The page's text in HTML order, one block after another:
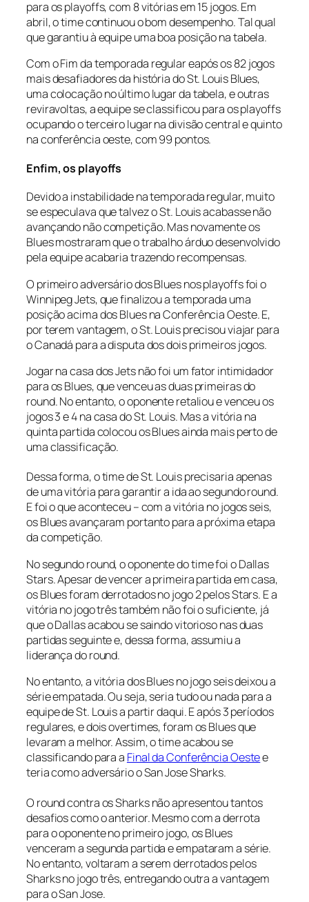
para osplayoffs, com 8 vitórias em 15 jogos. Em
abril, o time continuou o bom desempenho. Tal qual
que garantiu à equipe uma boa posição na tabela.
Com o Fim da temporada regular eapós os 82 jogos
mais desafiadores da história do St. Louis Blues,
uma colocação no último lugar da tabela, e outras
reviravoltas, a equipe se classificou para osplayoffs
ocupando o terceiro lugar na divisão central e quinto
na conferência oeste, com 99 pontos.
Enfim, os playoffs
Devido a instabilidade na temporada regular, muito
se especulava que talvez o St. Louis acabasse não
avançando não competição. Mas novamente os
Blues mostraram que o trabalho árduo desenvolvido
pela equipe acabaria trazendo recompensas.
O primeiro adversário dos Blues nosplayoffsfoi o
Winnipeg Jets, que finalizou a temporada uma
posição acima dos Blues na Conferência Oeste. E,
por terem vantagem, o St. Louis precisou viajar para
o Canadá para a disputa dos dois primeiros jogos.
Jogar na casa dos Jets não foi um fator intimidador
para os Blues, que venceu as duas primeiras do
round. No entanto, o oponente retaliou e venceu os
jogos 3 e 4 na casa do St. Louis. Mas a vitória na
quinta partida colocou os Blues ainda mais perto de
uma classificação.
Dessa forma, o time de St. Louis precisaria apenas
de uma vitória para garantir a ida ao segundoround.
E foi o que aconteceu – com a vitória no jogos seis,
os Blues avançaram portanto para a próxima etapa
da competição.
No segundoround, o oponente do time foi o Dallas
Stars. Apesar de vencer a primeira partida em casa,
os Blues foram derrotados no jogo 2 pelos Stars. E a
vitória no jogo três também não foi o suficiente, já
que o Dallas acabou se saindo vitorioso nas duas
partidas seguinte e, dessa forma, assumiu a
liderança do round.
No entanto, a vitória dos Blues no jogo seis deixou a
série empatada. Ou seja, seria tudo ou nada para a
equipe de St. Louis a partir daqui. E após 3 períodos
regulares, e doisovertimes, foram os Blues que
levaram a melhor. Assim, o time acabou se
classificando para a Final da Conferência Oestee
teria como adversário o San Jose Sharks.
O roundcontra os Sharks não apresentou tantos
desafios como o anterior. Mesmo com a derrota
para o oponente no primeiro jogo, os Blues
venceram a segunda partida e empataram a série.
No entanto, voltaram a serem derrotados pelos
Sharks no jogo três, entregando outra a vantagem
para o San Jose.